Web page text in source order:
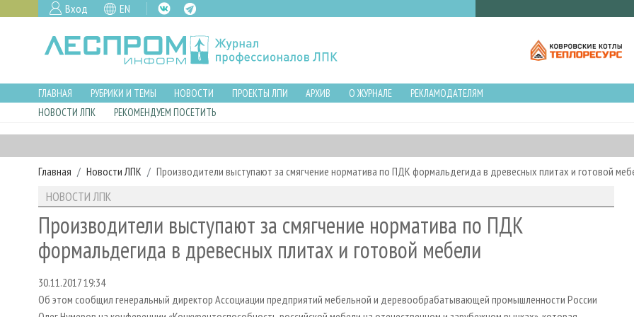
Вход EN
ГЛАВНАЯ РУБРИКИ И ТЕМЫ НОВОСТИ ПРОЕКТЫ ЛПИ АРХИВ О ЖУРНАЛЕ
РЕКЛАМОДАТЕЛЯМ
НОВОСТИ ЛПК
РЕКОМЕНДУЕМ ПОСЕТИТЬ
Главная Новости ЛПК Производители выступают за смягчение норматива по ПДК формальдегида в древесных плитах и готовой
НОВОСТИ ЛПК
Производители выступают за смягчение норматива по ПДК
формальдегида в древесных плитах и готовой мебели
30.11.2017 19:34
Об этом сообщил генеральный директор Ассоциации предприятий мебельной и деревообрабатывающей промышленности России